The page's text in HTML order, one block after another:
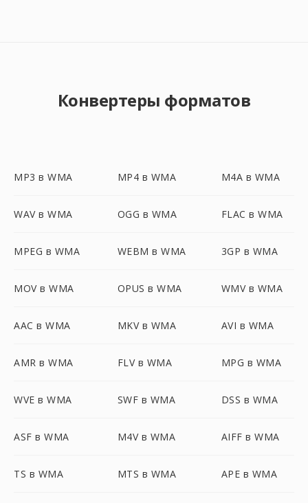
Конвертеры форматов
MP3 в WMA MP4 в WMA M4A в WMA
WAV в WMA OGG в WMA FLAC в WMA
MPEG в WMA WEBM в WMA 3GP в WMA
MOV в WMA OPUS в WMA WMV в WMA
AAC в WMA MKV в WMA AVI в WMA
AMR в WMA FLV в WMA MPG в WMA
WVE в WMA SWF в WMA DSS в WMA
ASF в WMA M4V в WMA AIFF в WMA
TS в WMA MTS в WMA APE в WMA